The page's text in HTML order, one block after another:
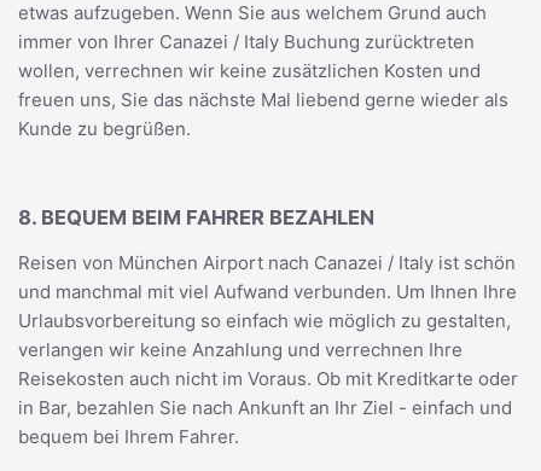
etwas aufzugeben. Wenn Sie aus welchem Grund auch
immer von Ihrer Canazei / Italy Buchung zurücktreten
wollen, verrechnen wir keine zusätzlichen Kosten und
freuen uns, Sie das nächste Mal liebend gerne wieder als
Kunde zu begrüßen.
8. BEQUEM BEIM FAHRER BEZAHLEN
Reisen von München Airport nach Canazei / Italy ist schön
und manchmal mit viel Aufwand verbunden. Um Ihnen Ihre
Urlaubsvorbereitung so einfach wie möglich zu gestalten,
verlangen wir keine Anzahlung und verrechnen Ihre
Reisekosten auch nicht im Voraus. Ob mit Kreditkarte oder
in Bar, bezahlen Sie nach Ankunft an Ihr Ziel - einfach und
bequem bei Ihrem Fahrer.